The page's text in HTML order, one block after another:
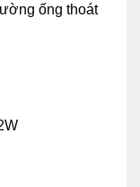
ống thoát